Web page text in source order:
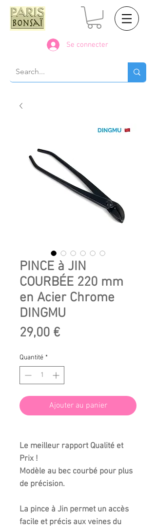
Se connecter
PINCE à JIN
COURBÉE 220 mm
en Acier Chrome
DINGMU
29,00 €Prix
Quantité *
Ajouter au panier
Le meilleur rapport Qualité et
Prix !
Modèle au bec courbé pour plus
de précision.
La pince à Jin permet un accès
facile et précis aux veines du